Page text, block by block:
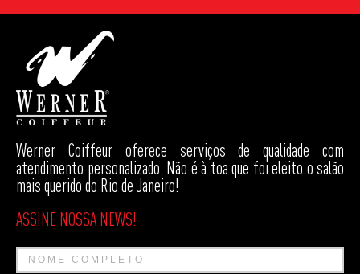
Werner Coiffeur oferece serviços de qualidade com
atendimento personalizado. Não é à toa que foi eleito o salão
mais querido do Rio de Janeiro!
ASSINE NOSSA NEWS!